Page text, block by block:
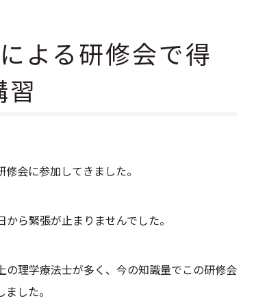
よる研修会で得
会に参加してきました。
ら緊張が止まりませんでした。
理学療法士が多く、今の知識量でこの研修会
した。